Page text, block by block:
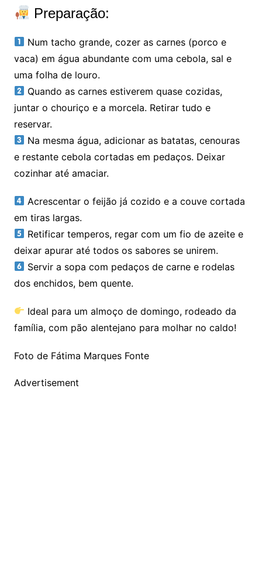
Preparação:
Num tacho grande, cozer as carnes (porco e
vaca) em água abundante com uma cebola, sal e
uma folha de louro.
Quando as carnes estiverem quase cozidas,
juntar o chouriço e a morcela. Retirar tudo e
reservar.
Na mesma água, adicionar as batatas, cenouras
e restante cebola cortadas em pedaços. Deixar
cozinhar até amaciar.
Acrescentar o feijão já cozido e a couve cortada
em tiras largas.
Retificar temperos, regar com um fio de azeite e
deixar apurar até todos os sabores se unirem.
Servir a sopa com pedaços de carne e rodelas
dos enchidos, bem quente.
Ideal para um almoço de domingo, rodeado da
família, com pão alentejano para molhar no caldo!
Foto de Fátima Marques Fonte
Advertisement